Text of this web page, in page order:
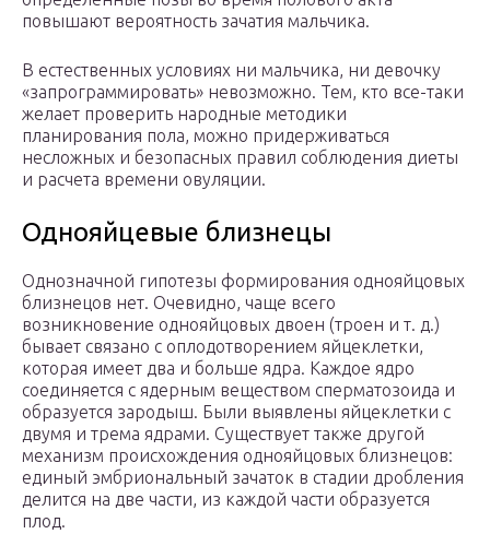
повышают вероятность зачатия мальчика.
В естественных условиях ни мальчика, ни девочку
«запрограммировать» невозможно. Тем, кто все-таки
желает проверить народные методики
планирования пола, можно придерживаться
несложных и безопасных правил соблюдения диеты
и расчета времени овуляции.
Однояйцевые близнецы
Однозначной гипотезы формирования однояйцовых
близнецов нет. Очевидно, чаще всего
возникновение однояйцовых двоен (троен и т. д.)
бывает связано с оплодотворением яйцеклетки,
которая имеет два и больше ядра. Каждое ядро
соединяется с ядерным веществом сперматозоида и
образуется зародыш. Были выявлены яйцеклетки с
двумя и трема ядрами. Существует также другой
механизм происхождения однояйцовых близнецов:
единый эмбриональный зачаток в стадии дробления
делится на две части, из каждой части образуется
плод.